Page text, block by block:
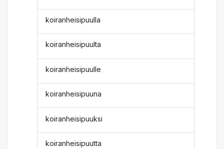
koiranheisipuulla
koiranheisipuulta
koiranheisipuulle
koiranheisipuuna
koiranheisipuuksi
koiranheisipuutta